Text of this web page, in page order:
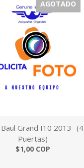
AGOTADO
Grand I10 2013- (4
Puertas)
$1,00 COP